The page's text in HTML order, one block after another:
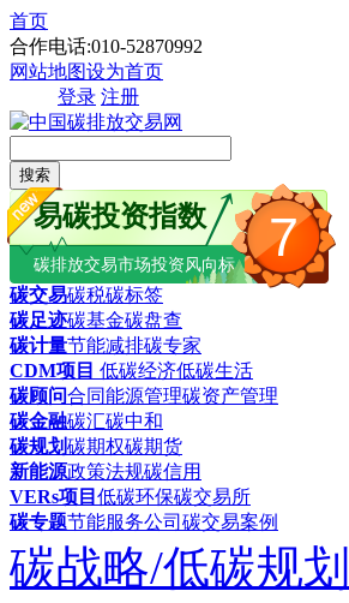
首页
合作电话:010-52870992
网站地图设为首页
登录 注册
搜索
7
易碳投资指数
碳排放交易市场投资风向标
碳交易碳税碳标签
碳足迹碳基金碳盘查
碳计量节能减排碳专家
CDM项目 低碳经济低碳生活
碳顾问合同能源管理碳资产管理
碳金融碳汇碳中和
碳规划碳期权碳期货
新能源政策法规碳信用
VERs项目 低碳环保碳交易所
碳专题节能服务公司 碳交易案例
碳战略/低碳规划